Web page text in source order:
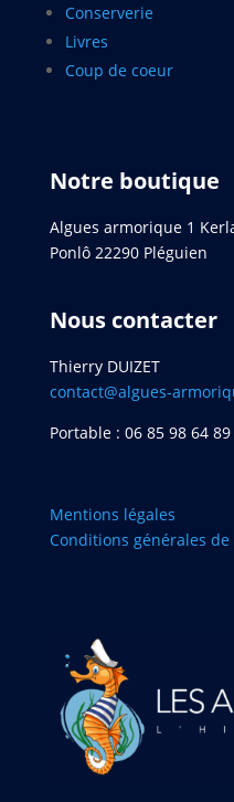
Conserverie
Livres
Coup de coeur
Notre boutique
Algues armorique 1
Ponlô 22290 Pléguien
Nous contacter
Thierry DUIZET
contact@algues-
Portable : 06 85 98 64 89
Mentions légales
Conditions générales de